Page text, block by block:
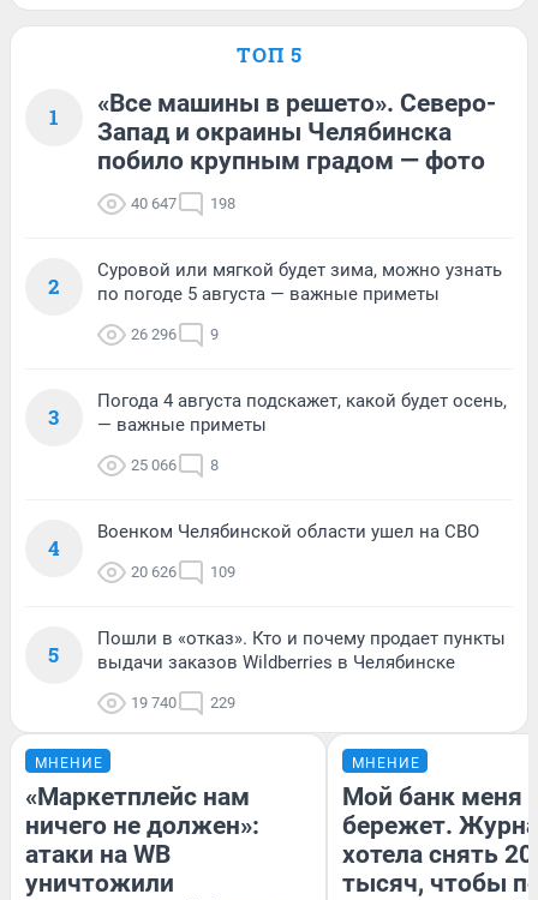
ТОП 5
1
«Все машины в решето». Северо-
Запад и окраины Челябинска
побило крупным градом — фото
40 647 198
2
Суровой или мягкой будет зима, можно узнать
по погоде 5 августа — важные приметы
26 296 9
3
Погода 4 августа подскажет, какой будет осень,
— важные приметы
25 066 8
4
Военком Челябинской области ушел на СВО
20 626 109
5
Пошли в «отказ». Кто и почему продает пункты
выдачи заказов Wildberries в Челябинске
19 740 229
МНЕНИЕ
«Маркетплейс нам
ничего не должен»:
атаки на WB
уничтожили
МНЕНИЕ
Мой банк меня
бережет.
хотела снять
тысяч, чтобы